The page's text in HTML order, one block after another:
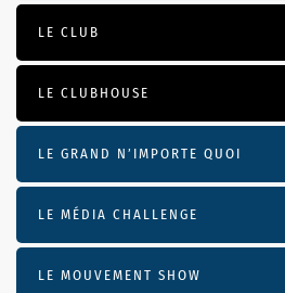
LE CLUB
LE CLUBHOUSE
LE GRAND N’IMPORTE QUOI
LE MÉDIA CHALLENGE
LE MOUVEMENT SHOW